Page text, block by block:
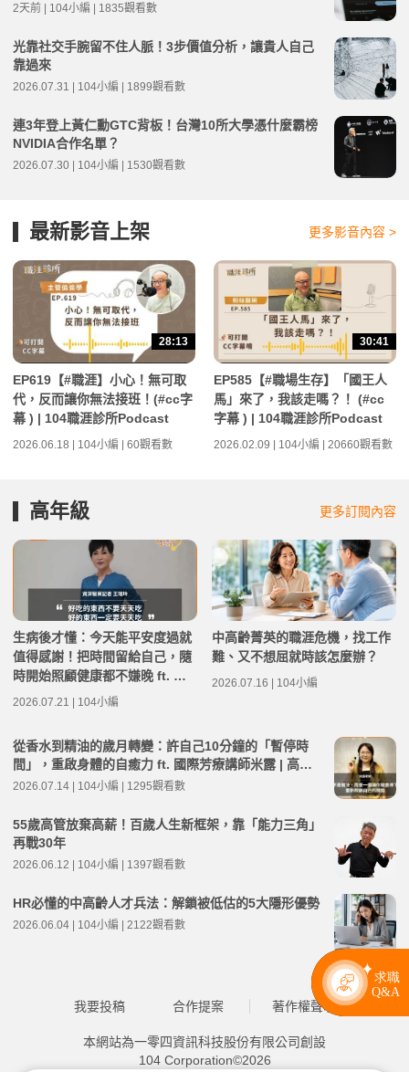
2天前 | 104小編 | 1835觀看數
光靠社交手腕留不住人脈！3步價值分析，讓貴人自己
靠過來
2026.07.31 | 104小編 | 1899觀看數
連3年登上黃仁勳GTC背板！台灣10所大學憑什麼霸榜
NVIDIA合作名單？
2026.07.30 | 104小編 | 1530觀看數
最新影音上架 更多影音內容 >
28:13
EP619【#職涯】小心！無可取
代，反而讓你無法接班！(#cc字
幕 ) | 104職涯診所Podcast
2026.06.18 | 104小編 | 60觀看數
30:41
EP585【#職場生存】「國王人
馬」來了，我該走嗎？！ (#cc
字幕 ) | 104職涯診所Podcast
2026.02.09 | 104小編 | 20660觀看數
高年級 更多訂閱內容
生病後才懂：今天能平安度過就
值得感謝！把時間留給自己，隨
時開始照顧健康都不嫌晚 ft. 資
深醫藥記者王瑞玲 | 高年級不打
2026.07.21 | 104小編
中高齡菁英的職涯危機，找工作
難、又不想屈就時該怎麼辦？
2026.07.16 | 104小編
從香水到精油的歲月轉變：許自己10分鐘的「暫停時
間」，重啟身體的自癒力 ft. 國際芳療講師米露 | 高年
級不打烊 x 用 AI 點亮第二人生 EP281
2026.07.14 | 104小編 | 1295觀看數
55歲高管放棄高薪！百歲人生新框架，靠「能力三角」
再戰30年
2026.06.12 | 104小編 | 1397觀看數
HR必懂的中高齡人才兵法：解鎖被低估的5大隱形優勢
2026.06.04 | 104小編 | 2122觀看數
我要投稿 合作提案 著作權聲明
本網站為一零四資訊科技股份有限公司創設
104 Corporation©2026